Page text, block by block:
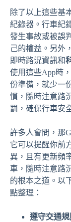
除了以上這些基
紀錄器。行車紀
發生事故或被誤
己的權益。另外
即時路況資訊和
使用這些App時
份準備，就少一
慣，隨時注意路
罰，確保行車安
許多人會問，那
它可以提醒你前
異，且有更新頻
車，隨時注意路
的根本之道。以
點整理：
遵守交通規